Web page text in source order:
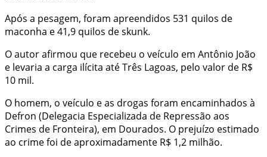
Após a pesagem, foram apreendidos 531 quilos de
maconha e 41,9 quilos de skunk.
O autor afirmou que recebeu o veículo em Antônio João
e levaria a carga ilícita até Três Lagoas, pelo valor de R$
10 mil.
O homem, o veículo e as drogas foram encaminhados à
Defron (Delegacia Especializada de Repressão aos
Crimes de Fronteira), em Dourados. O prejuízo estimado
ao crime foi de aproximadamente R$ 1,2 milhão.